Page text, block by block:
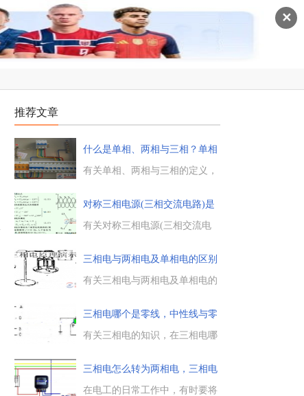
✕
推荐文章
什么是单相、两相与三相？单相
电与
有关单相、两相与三相的定义，
相电源与单相电源的区别，以及
单相和三相的区别是什么。...
对称三相电源(三相交流电路)是
什
有关对称三相电源(三相交流电
个同频率、等幅值、初相位依次
滞后120度的正弦电压连接成星
形 (Y)或三角形组成的电源。...
三相电与两相电及单相电的区别
有关三相电与两相电及单相电的
电是普通居民用电，三相电任意
亮相之间的电压为380V，单相电
电压为220V。...
三相电哪个是零线，中性线与零
线有
有关三相电的知识，在三相电哪
没有零线的。三相三线没有，三
相四线有，三相五线有零线也有
地线，那么中性线与零线有什么
三相电怎么转为两相电，三相电
变两
在电工的日常工作中，有时要将